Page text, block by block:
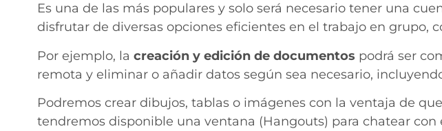
Es una de las más populares y solo será necesario tener una
disfrutar de diversas opciones eficientes en el trabajo en grupo,
Por ejemplo, la creación y edición de documentos podrá ser
remota y eliminar o añadir datos según sea necesario,
Podremos crear dibujos, tablas o imágenes con la ventaja de
tendremos disponible una ventana (Hangouts) para chatear